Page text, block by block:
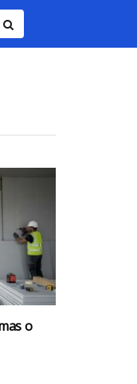
o